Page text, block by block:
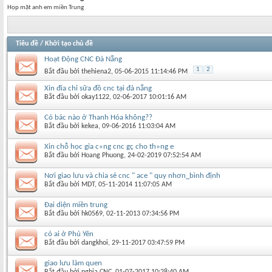
Họp mặt anh em miền Trung
Tiêu đề / Khởi tạo chủ đề
Hoạt Động CNC Đà Nẵng
Bắt đầu bởi thehiena2‎, 05-06-2015 11:14:46 PM 1 2
Xin đia chỉ sữa đồ cnc tại đà nẵng
Bắt đầu bởi okay1122‎, 02-06-2017 10:01:16 AM
Có bác nào ở Thanh Hóa không??
Bắt đầu bởi kekea‎, 09-06-2016 11:03:04 AM
Xin chỗ học gia c«ng cnc gç cho th»ng e
Bắt đầu bởi Hoang Phuong‎, 24-02-2019 07:52:54 AM
Nơi giao lưu và chia sẻ cnc " ace " quy nhơn_bình định
Bắt đầu bởi MDT‎, 05-11-2014 11:07:05 AM
Đại diện miền trung
Bắt đầu bởi hk0569‎, 02-11-2013 07:34:56 PM
có ai ở Phú Yên
Bắt đầu bởi dangkhoi‎, 29-11-2017 03:47:59 PM
giao lưu làm quen